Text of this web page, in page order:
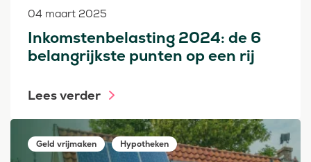
04 maart 2025
Inkomstenbelasting 2024: de 6
belangrijkste punten op een rij
Lees verder
Geld vrijmaken Hypotheken